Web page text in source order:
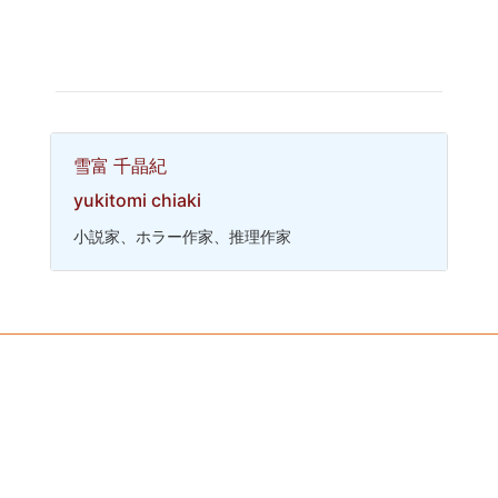
雪富 千晶紀
yukitomi chiaki
小説家、ホラー作家、推理作家